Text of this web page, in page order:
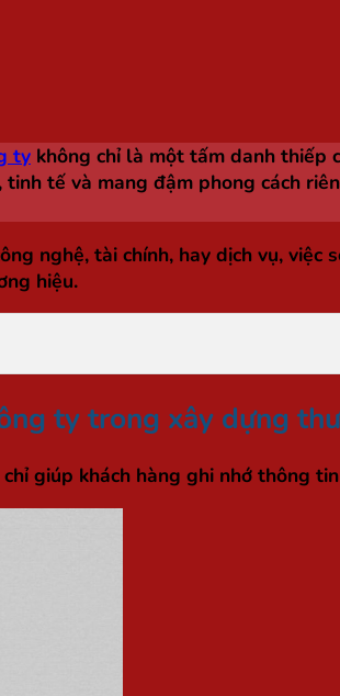
ty không chỉ là một tấm danh thiếp
tế và mang đậm phong cách
nghệ, tài chính, hay dịch vụ, việc
hiệu.
ty trong xây dựng
giúp khách hàng ghi nhớ thông